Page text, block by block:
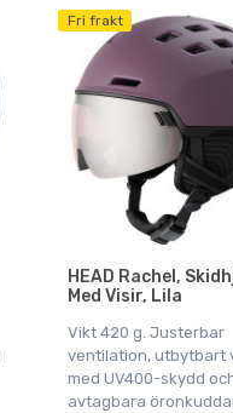
Fri frakt
HEAD Rachel,
Med Visir, Lila
Vikt 420 g. Justerbar
ventilation, utbytbart
med UV400-skydd
avtagbara